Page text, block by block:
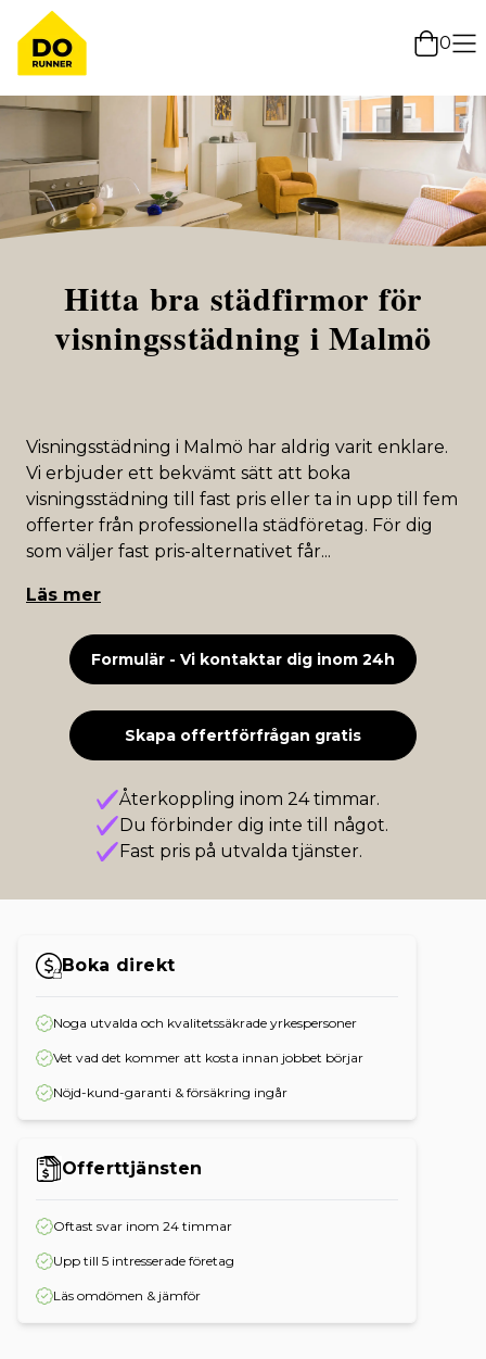
0
Hitta bra städfirmor för
visningsstädning i Malmö
Visningsstädning i Malmö har aldrig varit enklare.
Vi erbjuder ett bekvämt sätt att boka
visningsstädning till fast pris eller ta in upp till fem
offerter från professionella städföretag. För dig
som väljer fast pris-alternativet får...
Läs mer
Formulär - Vi kontaktar dig inom 24h
Skapa offertförfrågan gratis
Återkoppling inom 24 timmar.
Du förbinder dig inte till något.
Fast pris på utvalda tjänster.
Boka direkt
Noga utvalda och kvalitetssäkrade yrkespersoner
Vet vad det kommer att kosta innan jobbet börjar
Nöjd-kund-garanti & försäkring ingår
Offerttjänsten
Oftast svar inom 24 timmar
Upp till 5 intresserade företag
Läs omdömen & jämför